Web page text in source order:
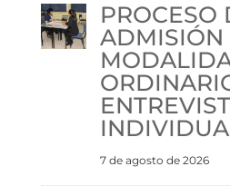
PROCESO
ADMISIÓN
7 de agosto de 2026